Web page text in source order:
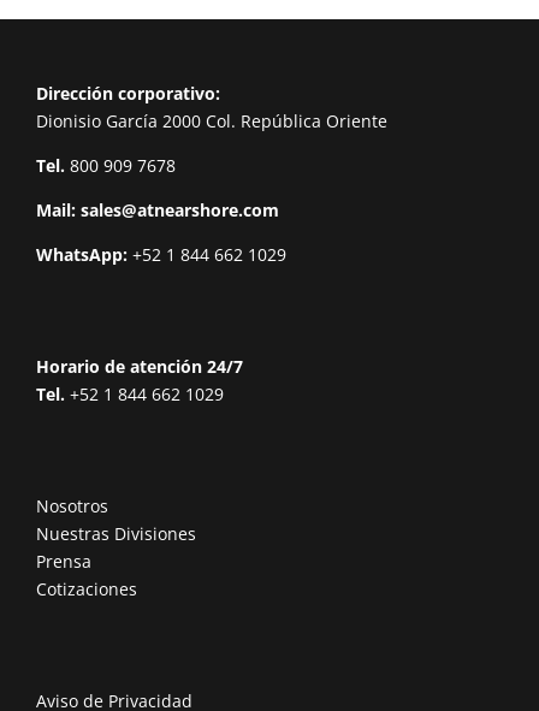
Dirección corporativo:
Dionisio García 2000 Col. República Oriente
Tel. 800 909 7678
Mail: sales@atnearshore.com
WhatsApp: +52 1 844 662 1029
Horario de atención 24/7
Tel. +52 1 844 662 1029
Nosotros
Nuestras Divisiones
Prensa
Cotizaciones
Aviso de Privacidad